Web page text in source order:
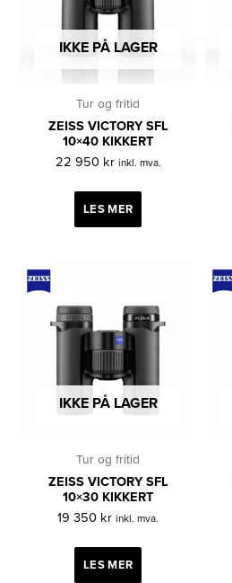
IKKE PÅ LAGER
Tur og fritid
ZEISS VICTORY SFL
10×40 KIKKERT
22 950 kr inkl. mva.
LES MER
IKKE PÅ LAGER
Tur og fritid
ZEISS VICTORY SFL
10×30 KIKKERT
19 350 kr inkl. mva.
LES MER